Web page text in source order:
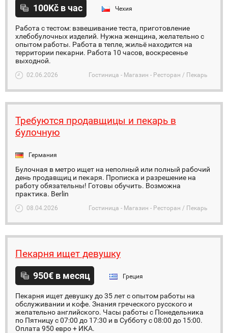
100Kč в час Чехия
Работа с тестом: взвешивание теста, приготовление
хлебобулочных изделий. Нужна женщина, желательно с
опытом работы. Работа в тепле, жильё находится на
территории пекарни. Работа 10 часов, воскресенье
выходной.
02.06.2026 Гостиница - Магазин - Ресторан / Пекарь
Требуются продавщицы и пекарь в
булочную
Германия
Булочная в метро ищет на неполный или полный рабочий
день продавщиц и пекаря. Прописка и разрешение на
работу обязательны! Готовы обучить. Возможна
практика. Berlin
08.04.2026 Гостиница - Магазин - Ресторан / Пекарь
Пекарня ищет девушку
950€ в месяц Греция
Пекарня ищет девушку до 35 лет с опытом работы на
обслуживании и кофе. Знания греческого русского и
желательно английского. Часы работы с Понедельника
по Пятницу с 07:00 до 17:30 и в Субботу с 08:00 до 15:00.
Оплата 950 евро + ИКА.